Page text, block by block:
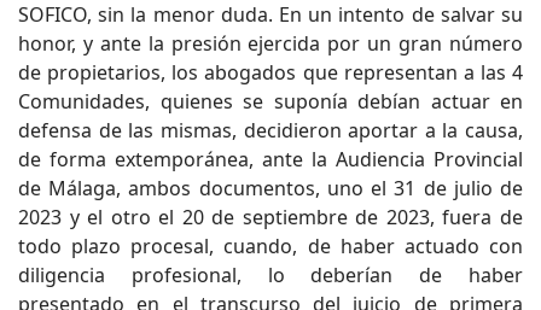
SOFICO, sin la menor duda. En un intento de salvar su
honor, y ante la presión ejercida por un gran número
de propietarios, los abogados que representan a las 4
Comunidades, quienes se suponía debían actuar en
defensa de las mismas, decidieron aportar a la causa,
de forma extemporánea, ante la Audiencia Provincial
de Málaga, ambos documentos, uno el 31 de julio de
2023 y el otro el 20 de septiembre de 2023, fuera de
todo plazo procesal, cuando, de haber actuado con
diligencia profesional, lo deberían de haber
presentado en el transcurso del juicio de primera